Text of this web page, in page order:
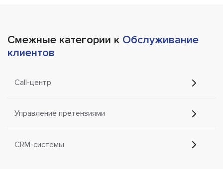
Смежные категории к Обслуживание
клиентов
Call-центр
Управление претензиями
CRM-системы